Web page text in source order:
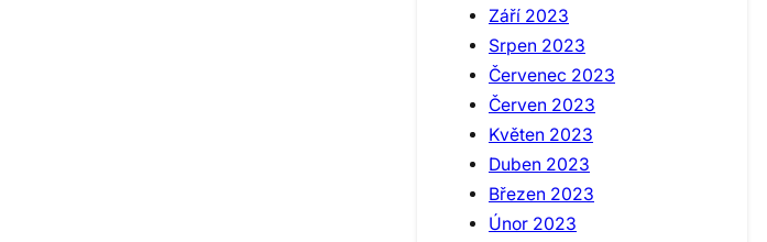
Září 2023
Srpen 2023
Červenec 2023
Červen 2023
Květen 2023
Duben 2023
Březen 2023
Únor 2023